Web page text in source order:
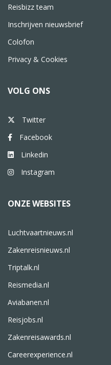
Reisbizz team
Inschrijven nieuwsbrief
Colofon
Privacy & Cookies
VOLG ONS
Twitter
Facebook
Linkedin
Instagram
ONZE WEBSITES
Luchtvaartnieuws.nl
Zakenreisnieuws.nl
Triptalk.nl
Reismedia.nl
Aviabanen.nl
Reisjobs.nl
Zakenreisawards.nl
Careerexperience.nl